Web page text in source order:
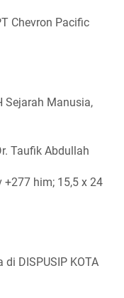
Chevron Pacific
Sejarah Manusia,
Taufik Abdullah
+277 him; 15,5 x 24
DISPUSIP KOTA